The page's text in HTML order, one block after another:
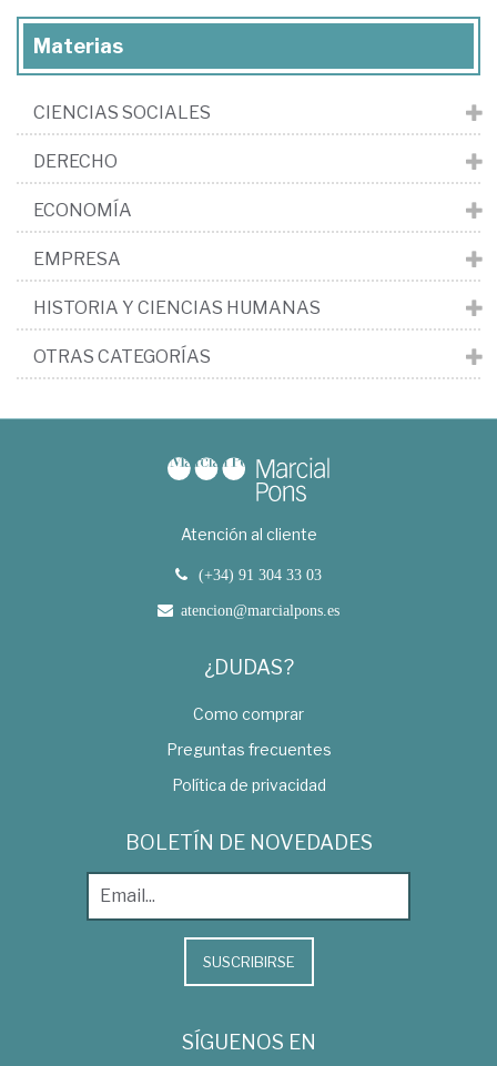
Materias
CIENCIAS SOCIALES
DERECHO
ECONOMÍA
EMPRESA
HISTORIA Y CIENCIAS HUMANAS
OTRAS CATEGORÍAS
Atención al cliente
(+34) 91 304 33 03
atencion@marcialpons.es
¿DUDAS?
Como comprar
Preguntas frecuentes
Política de privacidad
BOLETÍN DE NOVEDADES
SUSCRIBIRSE
SÍGUENOS EN